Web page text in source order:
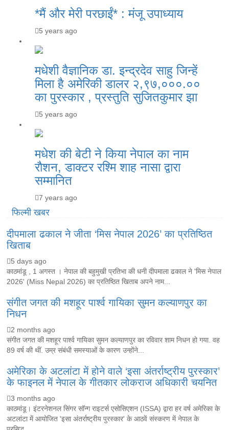
*मैं और मेरी परछाईं* : मंजू उपाध्याय
5 years ago
मधेशी वैज्ञानिक डा. इन्द्रदेव साहु जिन्हें
मिला है अमेरिकी डालर २,९७,०००.००
का पुरस्कार , प्रस्तुति सुजितकुमार झा
5 years ago
मधेश की बेटी ने किया नेपाल का नाम
राैशन, डाक्टर रश्मि शाह नासा द्वारा
सम्मानित
7 years ago
फिल्मी खबर
दीपमाला ढकाल ने जीता ‘मिस नेपाल 2026’ का प्रतिष्ठित
खिताब
5 days ago
काठमांडू , 1 अगस्त । नेपाल की बहुमुखी प्रतिभा की धनी दीपमाला ढकाल ने 'मिस नेपाल
2026' (Miss Nepal 2026) का प्रतिष्ठित खिताब अपने नाम...
संगीत जगत की मशहूर पार्श्व गायिका सुमन कल्याणपुर का
निधन
2 months ago
संगीत जगत की मशहूर पार्श्व गायिका सुमन कल्याणपुर का रविवार शाम निधन हो गया. वह
89 वर्ष की थीं. उम्र संबंधी समस्याओं के कारण उन्होंने...
अमेरिका के अटलांटा में होने वाले ‘इसा अंतर्राष्ट्रीय पुरस्कार’
के फाइनल में नेपाल के गीतकार लोकराज अधिकारी चयनित
3 months ago
काठमांडू। इंटरनेशनल सिंगर सॉन्ग राइटर्स एसोसिएशन (ISSA) द्वारा हर वर्ष अमेरिका के
अटलांटा में आयोजित 'इसा अंतर्राष्ट्रीय पुरस्कार' के आठवें संस्करण में नेपाल के